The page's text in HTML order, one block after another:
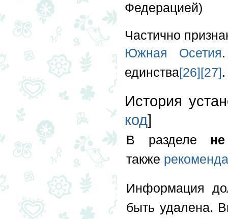
Федерацией)
Частично
Южная Осетия
единства[26][27].
История
код]
В разделе
также
Информация
быть удалена.